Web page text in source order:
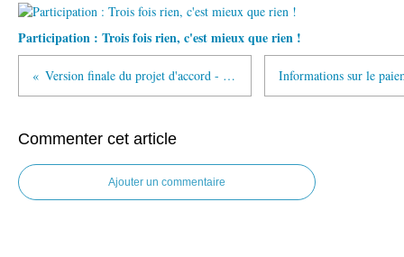
Participation : Trois fois rien, c'est mieux que rien !
Version finale du projet d'accord - plan de départ volontaire 2024
Commenter cet article
Ajouter un commentaire